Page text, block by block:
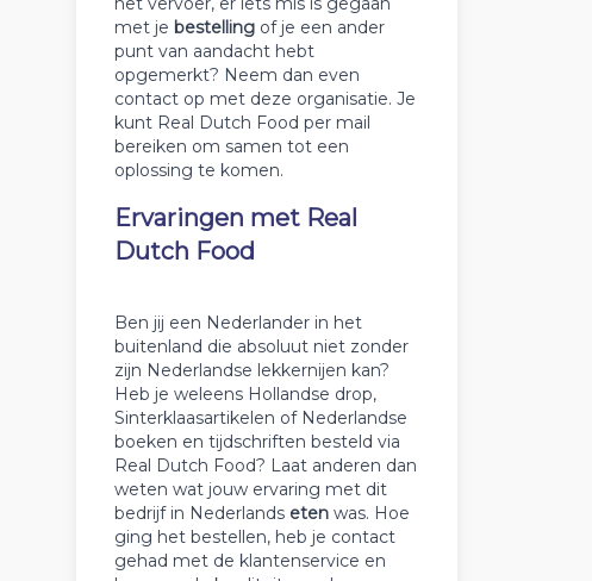
met je bestelling of je een ander
punt van aandacht hebt
opgemerkt? Neem dan even
contact op met deze organisatie. Je
kunt Real Dutch Food per mail
bereiken om samen tot een
oplossing te komen.
Ervaringen met Real
Dutch Food
Ben jij een Nederlander in het
buitenland die absoluut niet zonder
zijn Nederlandse lekkernijen kan?
Heb je weleens Hollandse drop,
Sinterklaasartikelen of Nederlandse
boeken en tijdschriften besteld via
Real Dutch Food? Laat anderen dan
weten wat jouw ervaring met dit
bedrijf in Nederlands eten was. Hoe
ging het bestellen, heb je contact
gehad met de klantenservice en